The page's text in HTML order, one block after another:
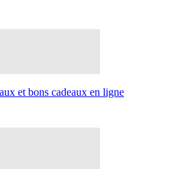
et bons cadeaux en ligne